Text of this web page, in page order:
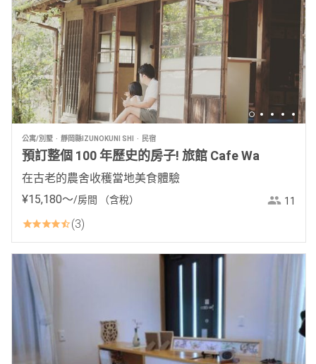
公寓/別墅 靜岡縣IZUNOKUNI SHI 民宿
預訂整個 100 年歷史的房子! 旅館 Cafe Wa
在古老的農舍收穫當地美食體驗
¥15,180〜/房間 （含稅） 11
3